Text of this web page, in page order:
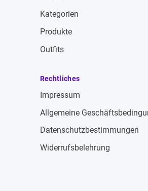
Kategorien
Produkte
Outfits
Rechtliches
Impressum
Allgemeine
Datenschutzbestimmungen
Widerrufsbelehrung